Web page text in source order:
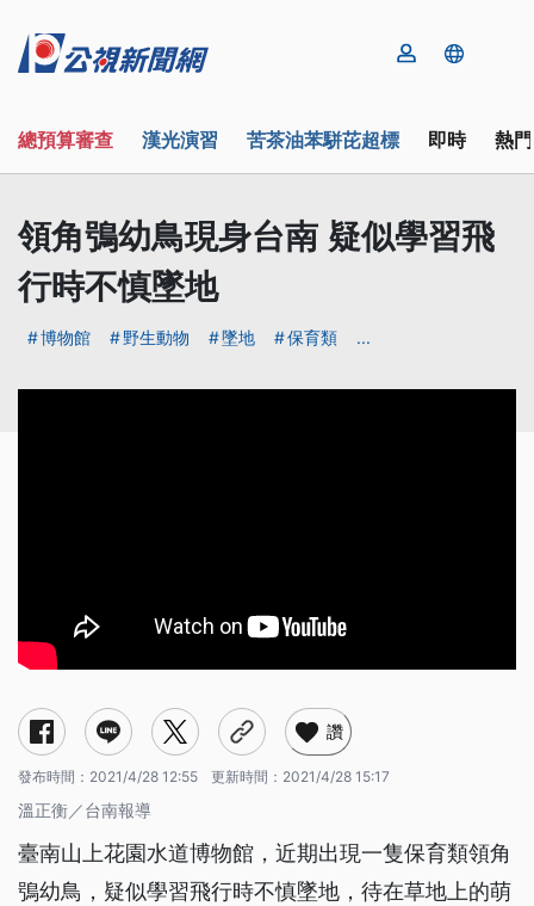
總預算審查 漢光演習 苦茶油苯駢芘超標 即時 熱
領角鴞幼鳥現身台南 疑似學習飛
行時不慎墜地
博物館 野生動物 墜地 保育類 ...
讚
發布時間： 2021/4/28 12:55 更新時間： 2021/4/28 15:17
溫正衡／台南報導
臺南山上花園水道博物館，近期出現一隻保育類領角
鴞幼鳥，疑似學習飛行時不慎墜地，待在草地上的萌